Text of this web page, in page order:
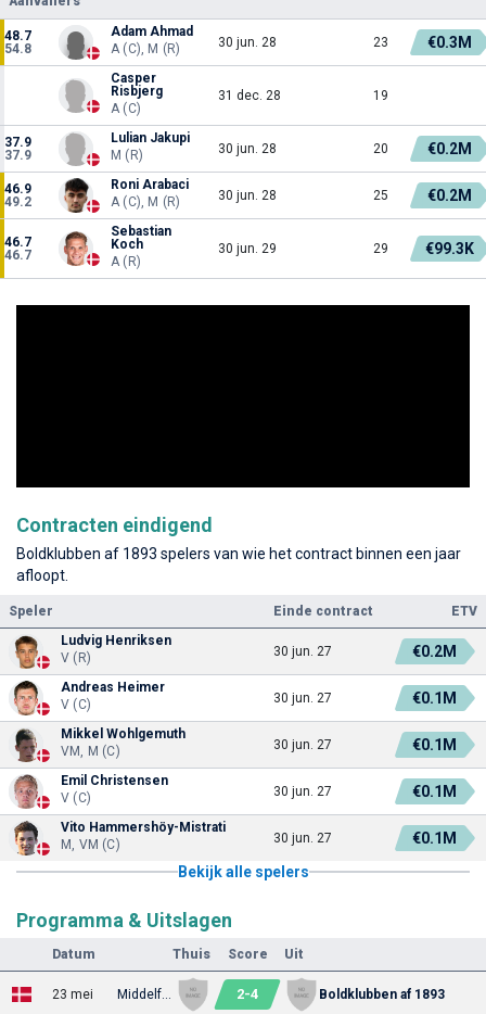
48.7
54.8
Adam Ahmad
A (C), M (R)
30 jun. 28 23 €0.3M
Casper
Risbjerg
A (C)
31 dec. 28 19
37.9
37.9
Lulian Jakupi
M (R)
30 jun. 28 20 €0.2M
46.9
49.2
Roni Arabaci
A (C), M (R)
30 jun. 28 25 €0.2M
46.7
46.7
Sebastian
Koch
A (R)
30 jun. 29 29 €99.3K
Contracten eindigend
Boldklubben af 1893 spelers van wie het contract binnen een jaar
afloopt.
Speler Einde contract
ETV
Ludvig Henriksen
V (R)
30 jun. 27 €0.2M
Andreas Heimer
V (C)
30 jun. 27 €0.1M
Mikkel Wohlgemuth
VM, M (C)
30 jun. 27 €0.1M
Emil Christensen
V (C)
30 jun. 27 €0.1M
Vito Hammershöy-Mistrati
M, VM (C)
30 jun. 27
€0.1M
Bekijk alle spelers
Programma & Uitslagen
Datum Thuis Score Uit
23 mei Middelfart 2-4 Boldklubben af 1893